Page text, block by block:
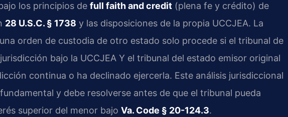
los principios de full faith and credit (plena fe y crédito) de
28 U.S.C. § 1738 y las disposiciones de la propia UCCJEA. La
orden de custodia de otro estado solo procede si el tribunal de
bajo la UCCJEA Y el tribunal del estado emisor original
continua o ha declinado ejercerla. Este análisis jurisdiccional
y debe resolverse antes de que el tribunal pueda
superior del menor bajo Va. Code § 20-124.3.